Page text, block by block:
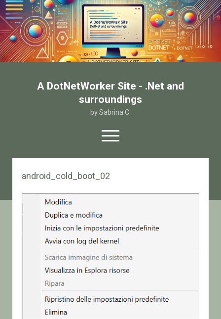
A DotNetWorker Site - .Net and
surroundings
by Sabrina C.
open
menu
twitterfacebook
email-form
Contatto
android_cold_boot_02